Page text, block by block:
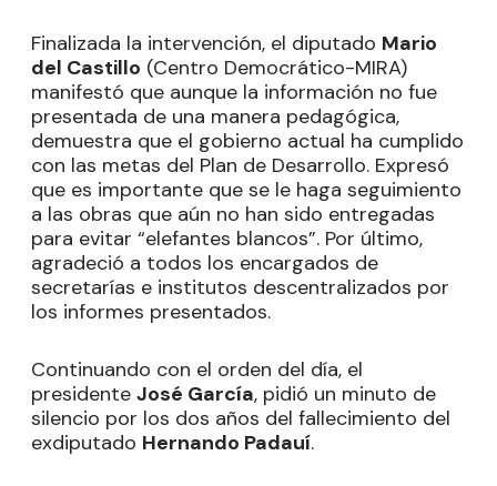
Finalizada la intervención, el diputado Mario
del Castillo (Centro Democrático-MIRA)
manifestó que aunque la información no fue
presentada de una manera pedagógica,
demuestra que el gobierno actual ha cumplido
con las metas del Plan de Desarrollo. Expresó
que es importante que se le haga seguimiento
a las obras que aún no han sido entregadas
para evitar “elefantes blancos”. Por último,
agradeció a todos los encargados de
secretarías e institutos descentralizados por
los informes presentados.
Continuando con el orden del día, el
presidente José García, pidió un minuto de
silencio por los dos años del fallecimiento del
exdiputado Hernando Padauí.